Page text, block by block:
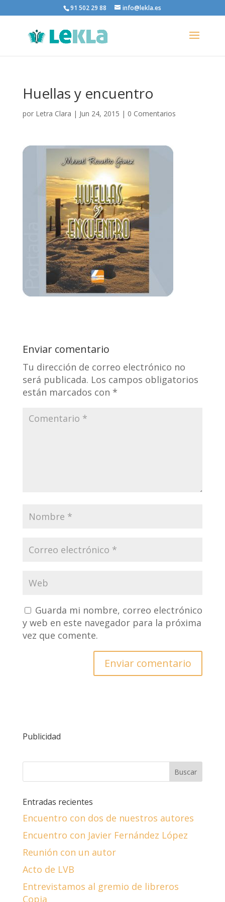
91 502 29 88 info@lekla.es
Huellas y encuentro
por Letra Clara | Jun 24, 2015 | 0 Comentarios
Enviar comentario
Tu dirección de correo electrónico no
será publicada. Los campos obligatorios
están marcados con *
Guarda mi nombre, correo electrónico
y web en este navegador para la próxima
vez que comente.
Publicidad
Entradas recientes
Encuentro con dos de nuestros autores
Encuentro con Javier Fernández López
Reunión con un autor
Acto de LVB
Entrevistamos al gremio de libreros
Copia